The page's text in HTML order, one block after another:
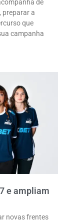
de
preparar a
que
campanha
e ampliam
novas frentes